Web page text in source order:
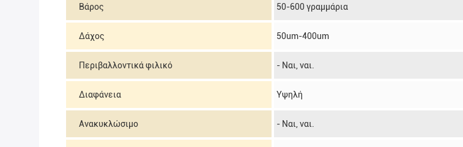
Βάρος 50-600 γραμμάρια
Δάχος 50um-400um
Περιβαλλοντικά φιλικό - Ναι, ναι.
Διαφάνεια Υψηλή
Ανακυκλώσιμο - Ναι, ναι.